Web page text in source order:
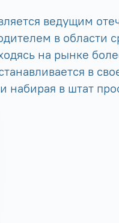
ведущим
в области
на рынке
в
набирая в штат